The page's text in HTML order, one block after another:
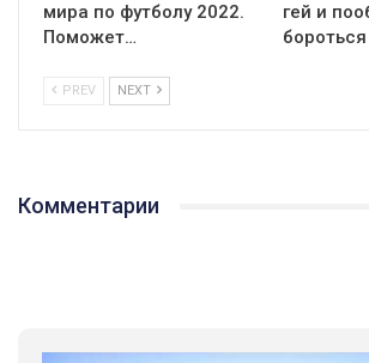
мира по футболу 2022.
Поможет…
гей и
PREV NEXT
Комментарии